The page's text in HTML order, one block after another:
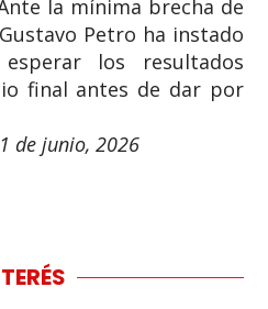
la mínima brecha de
Petro ha instado
los resultados
final antes de dar por
de junio, 2026